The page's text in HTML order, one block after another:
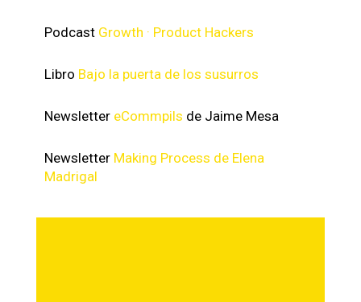
Podcast Growth · Product Hackers
Libro Bajo la puerta de los susurros
Newsletter eCommpils de Jaime Mesa
Newsletter Making Process de Elena
Madrigal